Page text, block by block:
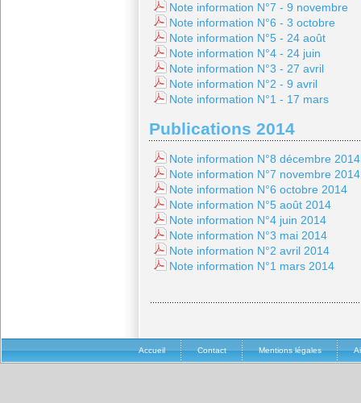
Note information N°7 - 9 novembre
Note information N°6 - 3 octobre
Note information N°5 - 24 août
Note information N°4 - 24 juin
Note information N°3 - 27 avril
Note information N°2 - 9 avril
Note information N°1 - 17 mars
Publications 2014
Note information N°8 décembre 2014
Note information N°7 novembre 2014
Note information N°6 octobre 2014
Note information N°5 août 2014
Note information N°4 juin 2014
Note information N°3 mai 2014
Note information N°2 avril 2014
Note information N°1 mars 2014
Accueil Contact Mentions légales